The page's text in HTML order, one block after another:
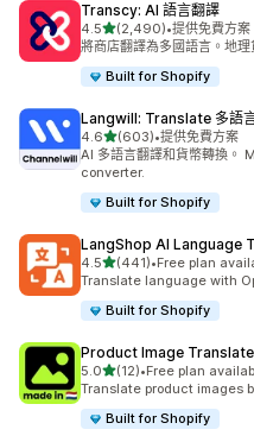
Transcy: AI 語言翻譯
4.5滿分 5 顆星
(2,490)
共有 2490 則評價
•提供免費方案
將商店翻譯為多國語言。地
Built for Shopify
Langwill: Translate 多語
4.6滿分 5 顆星
(603)
共有 603 則評價
•提供免費方案
AI 多語言翻譯和貨幣轉換
converter.
Built for Shopify
LangShop AI Language
4.5滿分 5 顆星
(441)
共有 441 則評價
•Free plan
Translate language with
Built for Shopify
Product Image
5.0滿分 5 顆星
(12)
共有 12 則評價
•Free plan
Translate product images
Built for Shopify